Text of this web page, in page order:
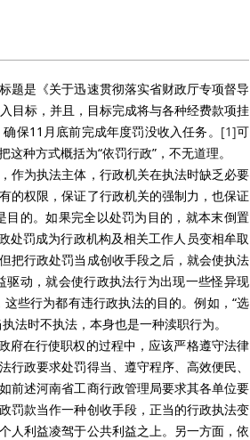
题是《关于迅速贯彻落实省财政厅专项督导
目标，并且，目标完成将与各种经费款项挂
保11月底前完成年度罚没收入任务。 [1]可
种方式概括为“依罚行政”，不无道理。
作为执法主体，行政机关在执法时缺乏必要
的权限，保证了行政机关的强制力，也保证
的。如果完全以处罚为目的，就本末倒置
处罚成为行政机构及相关工作人员变相牟取
把行政处罚当成创收手段之后，就会使执法
动，就会使行政执法行为出现一些怪异现
这些行为都有违行政执法的目的。例如，“选
法时不执法，本身也是一种渎职行为。
府在行使职权的过程中，应该严格遵守法律
政要求处罚得当、遵守程序、高效便民、
前述河南省工商行政管理局要求其各单位要
罚款当作一种创收手段，正当的行政执法变
人利益凌驾于公共利益之上。另一方面，依